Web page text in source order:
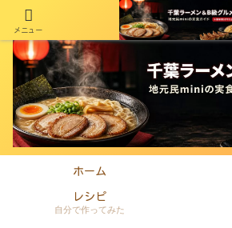
千葉在住50年以上のminiがラーメン・町中華・
ホーム
レシピ
自分で作ってみた
メニュー